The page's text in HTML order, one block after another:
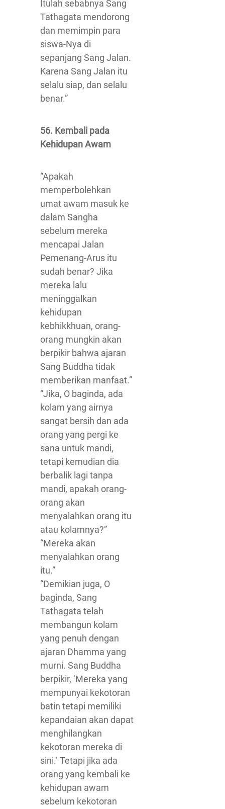
Itulah sebabnya Sang
Tathagata mendorong
dan memimpin para
siswa-Nya di
sepanjang Sang Jalan.
Karena Sang Jalan itu
selalu siap, dan selalu
benar.”
56. Kembali pada
Kehidupan Awam
“Apakah
memperbolehkan
umat awam masuk ke
dalam Sangha
sebelum mereka
mencapai Jalan
Pemenang-Arus itu
sudah benar? Jika
mereka lalu
meninggalkan
kehidupan
kebhikkhuan, orang-
orang mungkin akan
berpikir bahwa ajaran
Sang Buddha tidak
memberikan manfaat.”
“Jika, O baginda, ada
kolam yang airnya
sangat bersih dan ada
orang yang pergi ke
sana untuk mandi,
tetapi kemudian dia
berbalik lagi tanpa
mandi, apakah orang-
orang akan
menyalahkan orang itu
atau kolamnya?”
“Mereka akan
menyalahkan orang
itu.”
“Demikian juga, O
baginda, Sang
Tathagata telah
membangun kolam
yang penuh dengan
ajaran Dhamma yang
murni. Sang Buddha
berpikir, ‘Mereka yang
mempunyai kekotoran
batin tetapi memiliki
kepandaian akan dapat
menghilangkan
kekotoran mereka di
sini.’ Tetapi jika ada
orang yang kembali ke
kehidupan awam
sebelum kekotoran